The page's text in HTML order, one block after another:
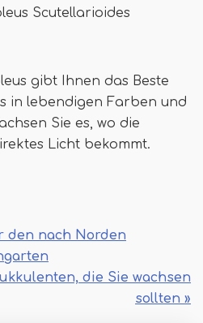
Scutellarioides
gibt Ihnen das Beste
in lebendigen Farben und
Sie es, wo die
Licht bekommt.
den nach Norden
die Sie wachsen
sollten »